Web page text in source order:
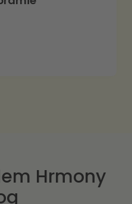
Hrmony